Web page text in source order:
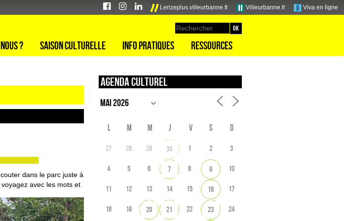
Lerizeplus.villeurbanne.fr Villeurbanne.fr Viva en ligne
? Saison culturelle Info pratiques Ressources
dans le parc juste à
avec les mots et
Agenda culturel
L M M J V S D
27 28 29 30 1 2 3
4 5 6 7 8 9 10
11 12 13 14 15 16 17
18 19 20 21 22 23 24